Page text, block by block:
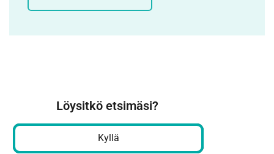
Löysitkö etsimäsi?
Kyllä